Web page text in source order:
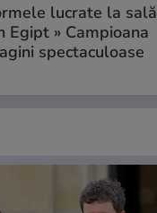
lucrate la sală
Egipt » Campioana
spectaculoase